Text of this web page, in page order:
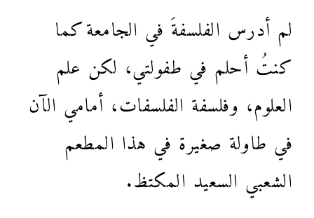
لم أدرس الفلسفةَ في الجامعة كما
كنتُ أحلم في طفولتي، لكن علم
العلوم، وفلسفة الفلسفات، أمامي الآن
في طاولة صغيرة في هذا المطعم
الشعبي السعيد المكتظ.